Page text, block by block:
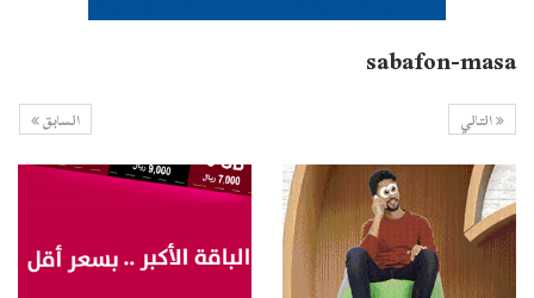
sabafon-masa
التالي السابق